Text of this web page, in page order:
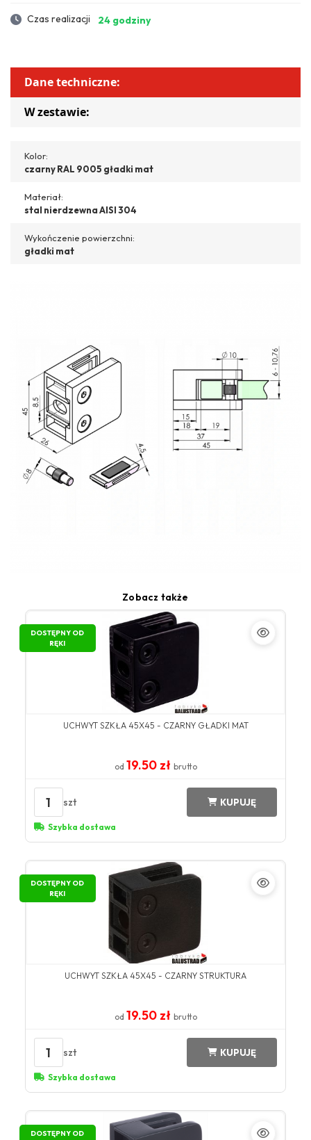
Czas realizacji 24 godziny
Dane techniczne:
W zestawie:
Kolor:
czarny RAL 9005 gładki mat
Materiał:
stal nierdzewna AISI 304
Wykończenie powierzchni:
gładki mat
Zobacz także
DOSTĘPNY OD
RĘKI
UCHWYT SZKŁA 45X45 - CZARNY GŁADKI MAT
od 19.50 zł brutto
1 szt KUPUJĘ
Szybka dostawa
DOSTĘPNY OD
RĘKI
UCHWYT SZKŁA 45X45 - CZARNY STRUKTURA
od 19.50 zł brutto
1 szt KUPUJĘ
Szybka dostawa
DOSTĘPNY OD